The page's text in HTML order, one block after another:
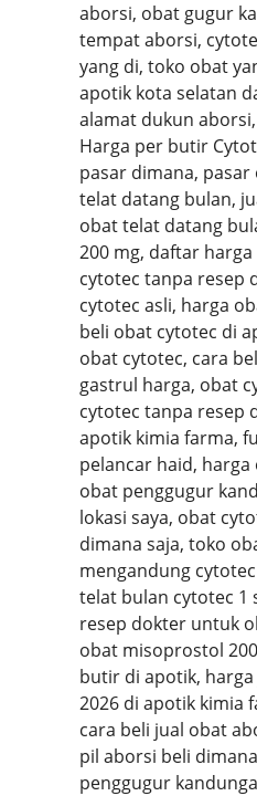
aborsi, obat gugur
tempat aborsi,
yang di, toko obat
apotik kota selatan
alamat dukun
Harga per butir
pasar dimana,
telat datang bulan,
obat telat datang
200 mg, daftar
cytotec tanpa resep
cytotec asli, harga
beli obat cytotec di
obat cytotec, cara
gastrul harga, obat
cytotec tanpa resep
apotik kimia farma,
pelancar haid,
obat penggugur
lokasi saya, obat
dimana saja, toko
mengandung
telat bulan cytotec 1
resep dokter untuk
obat misoprostol
butir di apotik,
2026 di apotik kimia
cara beli jual obat
pil aborsi beli
penggugur